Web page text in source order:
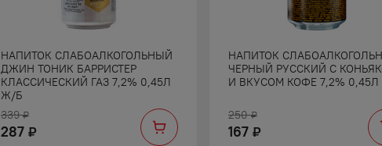
НАПИТОК СЛАБОАЛКОГОЛЬНЫЙ
ДЖИН ТОНИК БАРРИСТЕР
КЛАССИЧЕСКИЙ ГАЗ 7,2% 0,45Л
Ж/Б
339 ₽
287 ₽
НАПИТОК
ЧЕРНЫЙ РУССКИЙ С
И ВКУСОМ КОФЕ 7,2%
250 ₽
167 ₽